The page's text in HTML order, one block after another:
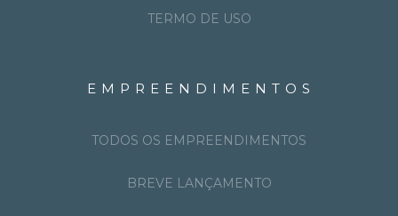
TERMO DE USO
EMPREENDIMENTOS
TODOS OS EMPREENDIMENTOS
BREVE LANÇAMENTO